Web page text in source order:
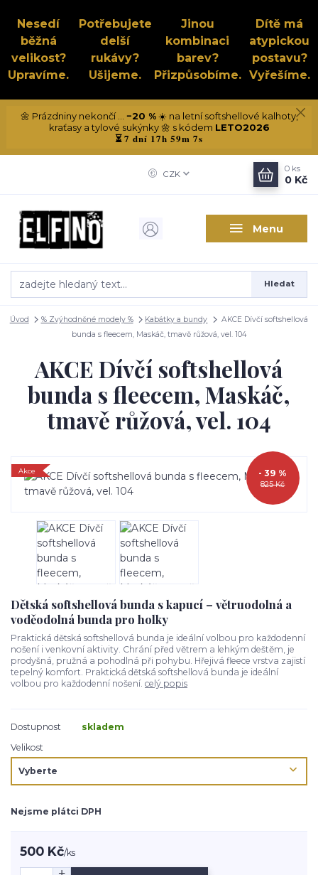
Nesedí
běžná
velikost?
Upravíme.
Potřebujete
delší
rukávy?
Ušijeme.
Jinou
kombinaci
barev?
Přizpůsobíme.
Dítě má
atypickou
postavu?
Vyřešíme.
🌼 Prázdniny nekončí ... −20 %☀️ na letní softshellové kalhoty,
kraťasy a tylové sukýnky 🌼 s kódem LETO2026
⏳7 dní 17h 59m 7s
Menu
CZK
Hledat
0 ks
0 Kč
Úvod % Zvýhodněné modely % Kabátky a bundy
AKCE Dívčí softshellová
bunda s fleecem, Maskáč, tmavě růžová, vel. 104
AKCE Dívčí softshellová
bunda s fleecem, Maskáč,
tmavě růžová, vel. 104
Akce
825 Kč
- 39 %
Dětská softshellová bunda s kapucí – větruodolná a
voděodolná bunda pro holky
Praktická dětská softshellová bunda je ideální volbou pro každodenní
nošení i venkovní aktivity. Chrání před větrem a lehkým deštěm, je
prodyšná, pružná a pohodlná při pohybu. Hřejivá fleece vrstva zajistí
tepelný komfort. Praktická dětská softshellová bunda je ideální
volbou pro každodenní nošení. celý popis
Dostupnost
skladem
Velikost
Nejsme plátci DPH
500 Kč/ks